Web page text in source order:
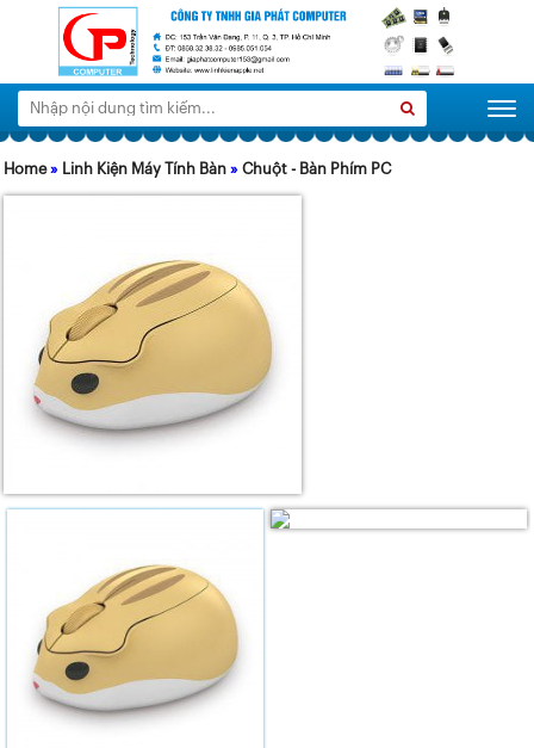
Tìm
kiếm:
Home» Linh Kiện Máy Tính Bàn » Chuột - Bàn Phím PC